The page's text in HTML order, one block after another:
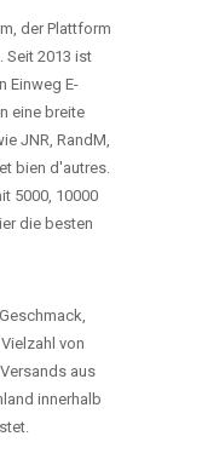
der Plattform
Seit 2013 ist
Einweg E-
eine breite
JNR, RandM,
bien d'autres.
5000, 10000
die besten
von
aus
innerhalb